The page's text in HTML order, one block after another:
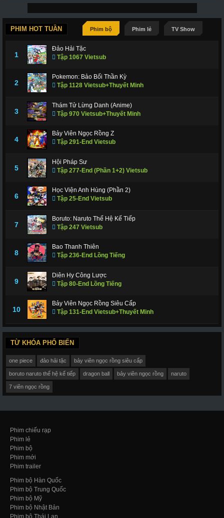
PHIM HOT TUẦN Phim bộ Phim lẻ TV Show
1
Đảo Hải Tặc
Tập 1067 Vietsub
2
Pokemon: Bảo Bối Thần Kỳ
Tập 1128 Vietsub+Thuyết Minh
3
Thám Tử Lừng Danh (Anime)
Tập 970 Vietsub+Thuyết Minh
4
Bảy Viên Ngọc Rồng Z
Tập 291-End Vietsub
5
Hội Pháp Sư
Tập 277-End (Phần 1+2) Vietsub
6
Học Viện Anh Hùng (Phần 2)
Tập 25-End Vietsub
7
Boruto: Naruto Thế Hệ Kế Tiếp
Tập 247 Vietsub
8
Bao Thanh Thiên
Tập 236-End Lồng Tiếng
9
Diên Hy Công Lược
Tập 80-End Lồng Tiếng
10
Bảy Viên Ngọc Rồng Siêu Cấp
Tập 131-End Vietsub+Thuyết Minh
TỪ KHÓA PHỔ BIẾN
one piece đảo hải tặc bảy viên ngọc rồng siêu cấp
boruto naruto thế hệ kế tiếp dragon ball bảy viên ngọc rồng naruto
7 viên ngọc rồng
Phim chiếu rạp
Phim lẻ
Phim bộ
Phim mới
Phim trailer
Phim bộ Hàn Quốc
Phim bộ Trung Quốc
Phim bộ Mỹ
Phim bộ Nhật Bản
Phim bộ Thái Lan